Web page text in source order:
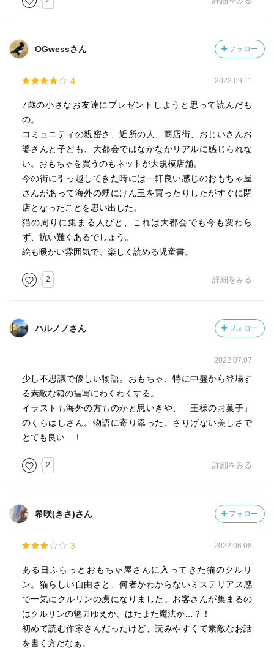
OGwessさん フォロー
4 2022.09.11
7歳の小さなお友達にプレゼントしようと思って読んだも
の。
コミュニティの親密さ、近所の人、商店街、おじいさんお
婆さんと子ども、大都会ではなかなかリアルに感じられな
い。おもちゃを買うのもネットが大規模店舗。
今の街に引っ越してきた時には一軒良い感じのおもちゃ屋
さんがあって海外の甥にけん玉を買ったりしたがすぐに閉
店となったことを思い出した。
猫の周りに集まる人びと、これは大都会でも今も変わら
ず、抗い難くあるでしょう。
絵も暖かい雰囲気で、楽しく読める児童書。
2 詳細をみる
ハルノノさん フォロー
2022.07.07
少し不思議で優しい物語。おもちゃ、特に中盤から登場す
る素敵な箱の描写にわくわくする。
イラストも海外の方ものかと思いきや、「王様のお菓子」
のくらはしさん。物語に寄り添った、さりげない美しさで
とても良い…！
2 詳細をみる
希咲(きさ)さん フォロー
3 2022.06.08
ある日ふらっとおもちゃ屋さんに入ってきた猫のクルリ
ン。猫らしい自由さと、何者かわからないミステリアス感
で一気にクルリンの虜になりました。お客さんが集まるの
はクルリンの魅力ゆえか、はたまた魔法か…？！
初めて読む作家さんだったけど、読みやすくて素敵なお話
を書く方だなぁ。